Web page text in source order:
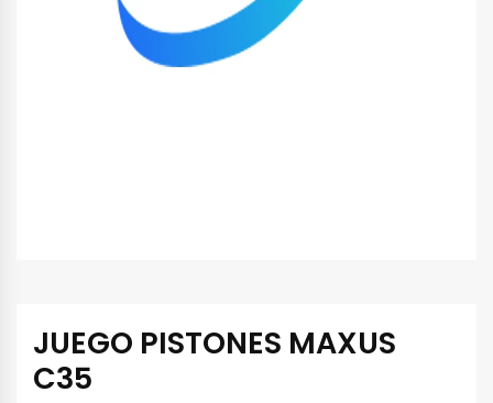
JUEGO PISTONES MAXUS
C35